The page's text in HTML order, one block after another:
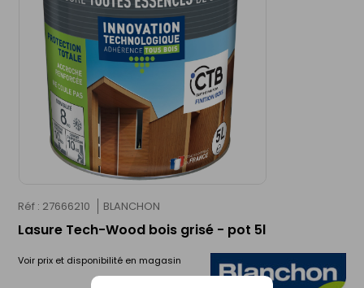
Réf : 27666210 BLANCHON
Lasure Tech-Wood bois grisé - pot 5l
Voir prix et disponibilité en magasin